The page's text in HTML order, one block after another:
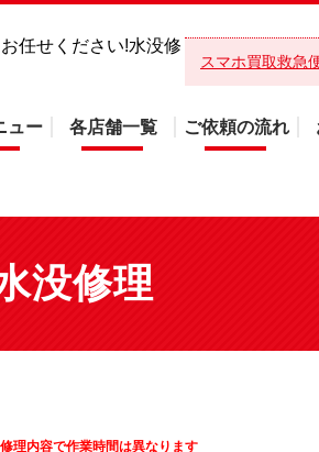
任せください!水没修
スマホ買取救急
ュー 各店舗一覧 ご依頼の流れ
没修理
理内容で作業時間は異なります